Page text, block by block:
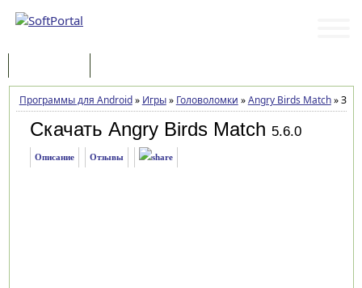
Программы для Android» Игры» Головоломки »Angry Birds Match»
Скачать Angry Birds Match 5.6.0
Описание Отзывы